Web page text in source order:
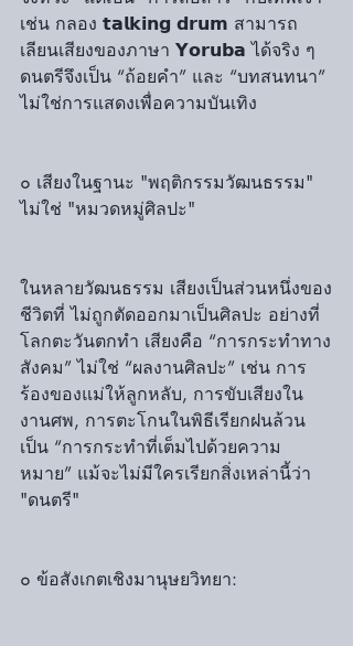
เช่น กลอง 𝘁𝗮𝗹𝗸𝗶𝗻𝗴 𝗱𝗿𝘂𝗺 สามารถ
เลียนเสียงของภาษา 𝗬𝗼𝗿𝘂𝗯𝗮 ได้จริง ๆ
ดนตรีจึงเป็น “ถ้อยคำ” และ “บทสนทนา”
ไม่ใช่การแสดงเพื่อความบันเทิง
๐ เสียงในฐานะ "พฤติกรรมวัฒนธรรม"
ไม่ใช่ "หมวดหมู่ศิลปะ"
ในหลายวัฒนธรรม เสียงเป็นส่วนหนึ่งของ
ชีวิตที่ ไม่ถูกตัดออกมาเป็นศิลปะ อย่างที่
โลกตะวันตกทำ เสียงคือ “การกระทำทาง
สังคม” ไม่ใช่ “ผลงานศิลปะ” เช่น การ
ร้องของแม่ให้ลูกหลับ, การขับเสียงใน
งานศพ, การตะโกนในพิธีเรียกฝนล้วน
เป็น “การกระทำที่เต็มไปด้วยความ
หมาย” แม้จะไม่มีใครเรียกสิ่งเหล่านี้ว่า
"ดนตรี"
๐ ข้อสังเกตเชิงมานุษยวิทยา: